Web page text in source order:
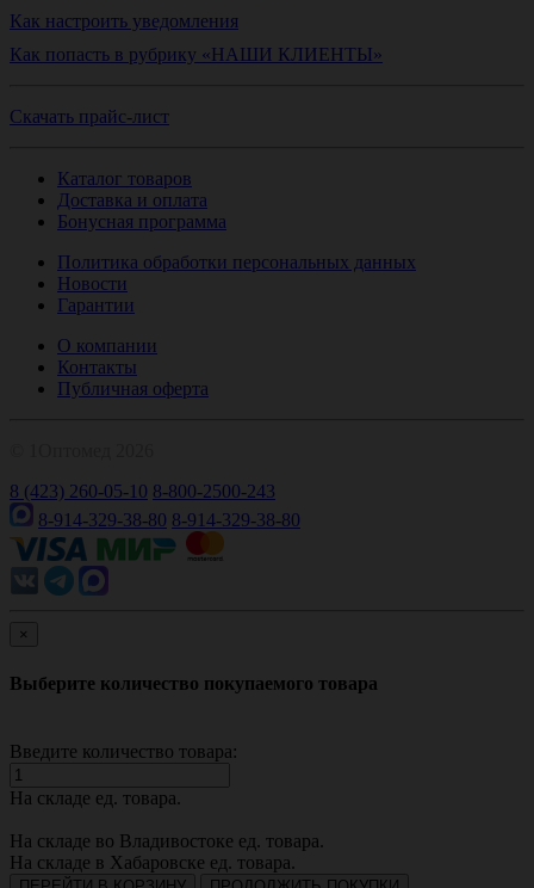
Как настроить уведомления
Как попасть в рубрику «НАШИ КЛИЕНТЫ»
Скачать прайс-лист
Каталог товаров
Доставка и оплата
Бонусная программа
Политика обработки персональных данных
Новости
Гарантии
О компании
Контакты
Публичная оферта
8 (423) 260-05-10 8-800-2500-243
8-914-329-38-80 8-914-329-38-80
×
Выберите количество покупаемого товара
Введите количество товара:
На складе ед. товара.
На складе во Владивостоке ед. товара.
На складе в Хабаровске ед. товара.